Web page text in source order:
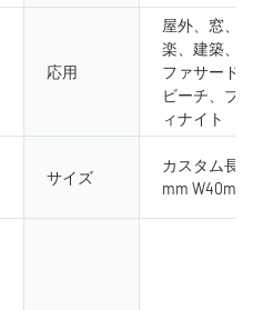
応用
屋外、窓、風
楽、建築、屋
ファサード、
ビーチ、ブリ
ィナイト
サイズ
カスタム長
mm W40mm